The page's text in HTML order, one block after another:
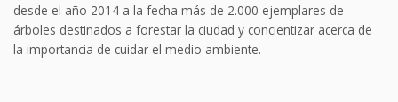
desde el año 2014 a la fecha más de 2.000 ejemplares de
árboles destinados a forestar la ciudad y concientizar acerca de
la importancia de cuidar el medio ambiente.